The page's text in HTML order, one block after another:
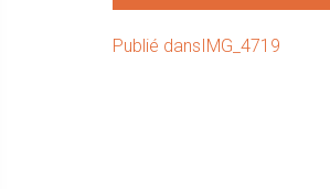
Navigation
Publié dansIMG_4719